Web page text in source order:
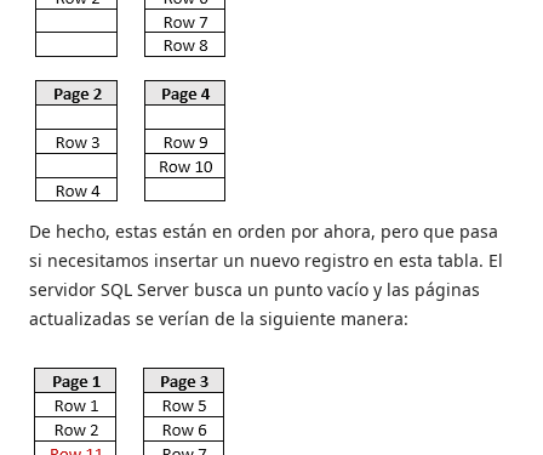
De hecho, estas están en orden por ahora, pero que pasa
si necesitamos insertar un nuevo registro en esta tabla. El
servidor SQL Server busca un punto vacío y las páginas
actualizadas se verían de la siguiente manera: